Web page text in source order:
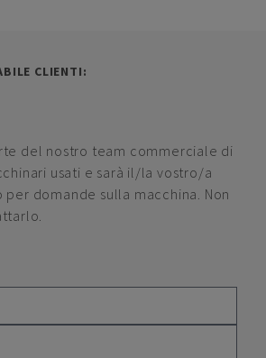
CLIENTI:
del nostro team commerciale di
usati e sarà il/la vostro/a
domande sulla macchina. Non